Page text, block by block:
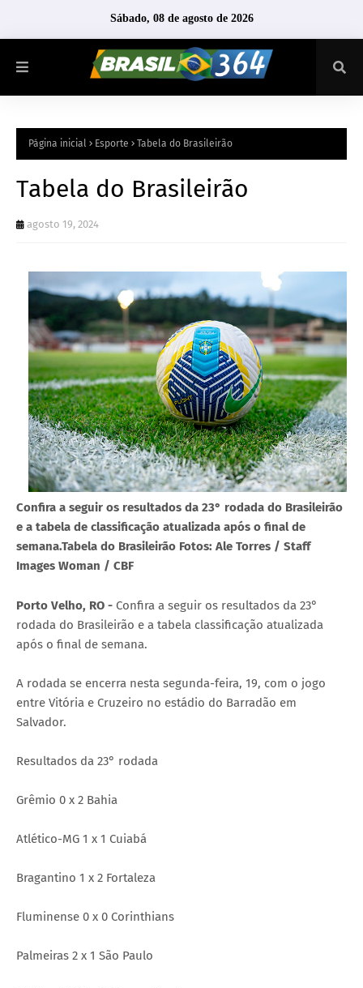
Sábado, 08 de agosto de 2026
Página inicial Esporte Tabela do Brasileirão
Tabela do Brasileirão
agosto 19, 2024
Confira a seguir os resultados da 23° rodada do Brasileirão
e a tabela de classificação atualizada após o final de
semana.Tabela do Brasileirão Fotos: Ale Torres / Staff
Images Woman / CBF
Porto Velho, RO - Confira a seguir os resultados da 23°
rodada do Brasileirão e a tabela classificação atualizada
após o final de semana.
A rodada se encerra nesta segunda-feira, 19, com o jogo
entre Vitória e Cruzeiro no estádio do Barradão em
Salvador.
Resultados da 23° rodada
Grêmio 0 x 2 Bahia
Atlético-MG 1 x 1 Cuiabá
Bragantino 1 x 2 Fortaleza
Fluminense 0 x 0 Corinthians
Palmeiras 2 x 1 São Paulo